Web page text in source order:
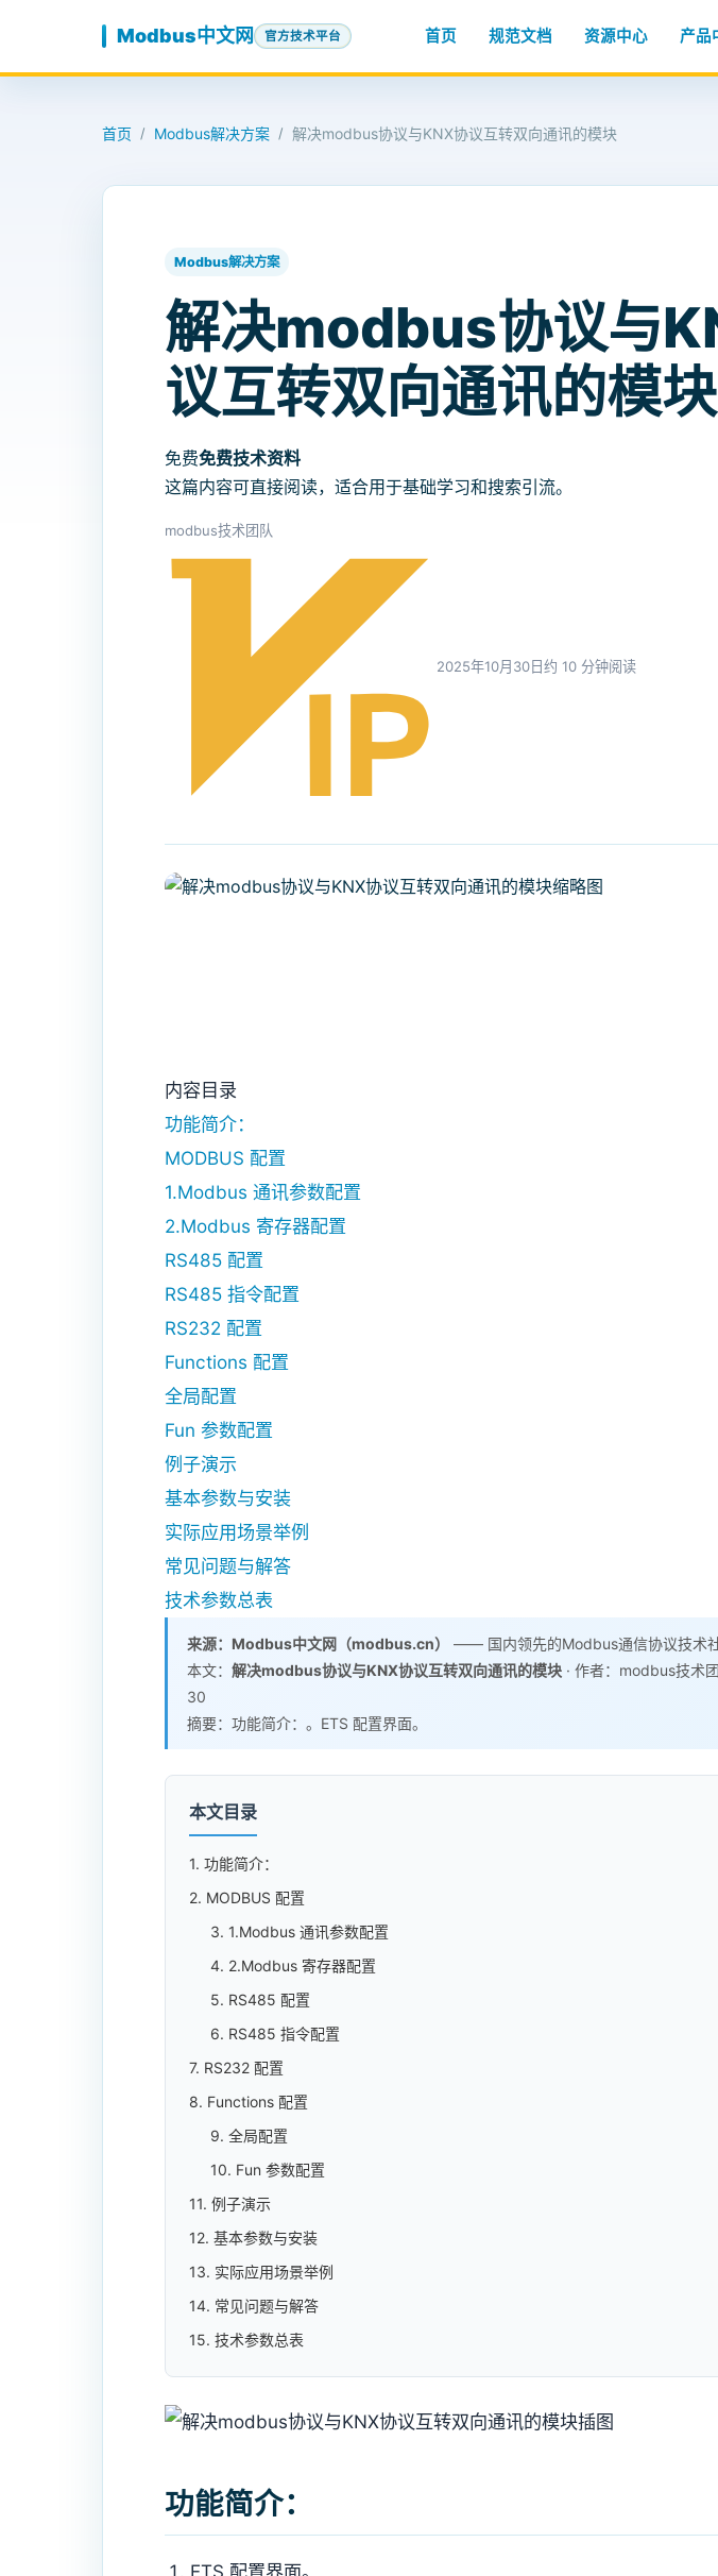
Modbus中文网 官方技术平台 首页 规范文档 资源中心 产品
首页 / Modbus解决方案 / 解决modbus协议与KNX协议互转双向通讯的模块
Modbus解决方案
解决modbus协议与
议互转双向通讯的模块
免费免费技术资料
这篇内容可直接阅读，适合用于基础学习和搜索引流。
modbus技术团队
2025年10月30日约 10 分钟阅读
内容目录
功能简介：
MODBUS 配置
1.Modbus 通讯参数配置
2.Modbus 寄存器配置
RS485 配置
RS485 指令配置
RS232 配置
Functions 配置
全局配置
Fun 参数配置
例子演示
基本参数与安装
实际应用场景举例
常见问题与解答
技术参数总表
来源：Modbus中文网（modbus.cn）
—— 国内领先的Modbus通信协议技术
本文： 解决modbus协议与KNX协议互转双向通讯的模块 · 作者：modbus技术
30
摘要：功能简介：。ETS 配置界面。
本文目录
1. 功能简介：
2. MODBUS 配置
3. 1.Modbus 通讯参数配置
4. 2.Modbus 寄存器配置
5. RS485 配置
6. RS485 指令配置
7. RS232 配置
8. Functions 配置
9. 全局配置
10. Fun 参数配置
11. 例子演示
12. 基本参数与安装
13. 实际应用场景举例
14. 常见问题与解答
15. 技术参数总表
功能简介：
ETS 配置界面。